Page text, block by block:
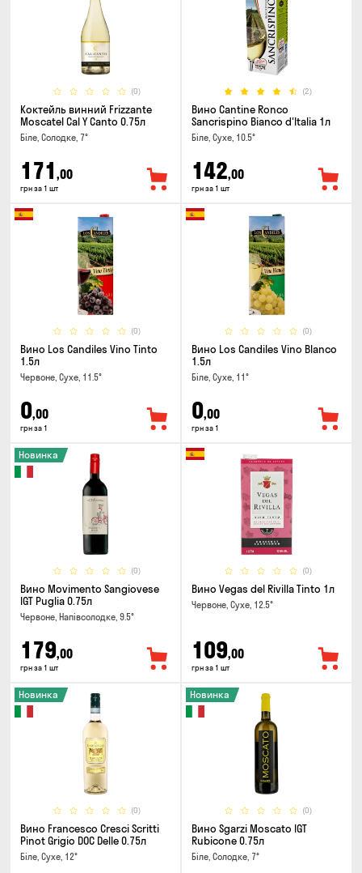
(0)
Коктейль винний Frizzante
Moscatel Cal Y Canto 0.75л
Біле, Солодке, 7°
171 ,00
грн за 1 шт
(2)
Вино Cantine Ronco
Sancrispino Bianco d'Italia 1л
Біле, Сухе, 10.5°
142,00
грн за 1 шт
(0)
Вино Los Candiles Vino Tinto
1.5л
Червоне, Сухе, 11.5°
0,00
грн за 1
(0)
Вино Los Candiles Vino Blanco
1.5л
Біле, Сухе, 11°
0,00
грн за 1
(0)
Новинка
Вино Movimento Sangiovese
IGT Puglia 0.75л
Червоне, Напівсолодке, 9.5°
179,00
грн за 1 шт
(0)
Вино Vegas del Rivilla Tinto 1л
Червоне, Сухе, 12.5°
109,00
грн за 1 шт
(0)
Новинка
Вино Francesco Cresci Scritti
Pinot Grigio DOC Delle 0.75л
Біле, Сухе, 12°
(0)
Новинка
Вино Sgarzi Moscato IGT
Rubicone 0.75л
Біле, Солодке, 7°